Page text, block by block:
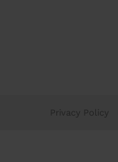
Privacy Policy